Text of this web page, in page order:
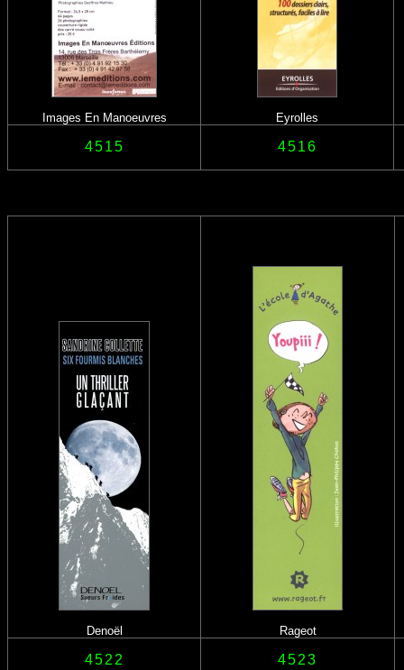
Images En Manoeuvres Eyrolles
4515 4516
Denoël Rageot
4522 4523